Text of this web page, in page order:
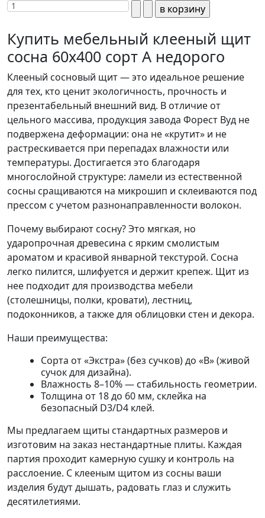
Купить мебельный клееный щит
сосна 60х400 сорт А недорого
Клееный сосновый щит — это идеальное решение
для тех, кто ценит экологичность, прочность и
презентабельный внешний вид. В отличие от
цельного массива, продукция завода Форест Вуд не
подвержена деформации: она не «крутит» и не
растрескивается при перепадах влажности или
температуры. Достигается это благодаря
многослойной структуре: ламели из естественной
сосны сращиваются на микрошип и склеиваются под
прессом с учетом разнонаправленности волокон.
Почему выбирают сосну? Это мягкая, но
ударопрочная древесина с ярким смолистым
ароматом и красивой январной текстурой. Сосна
легко пилится, шлифуется и держит крепеж. Щит из
нее подходит для производства мебели
(столешницы, полки, кровати), лестниц,
подоконников, а также для облицовки стен и декора.
Наши преимущества:
Сорта от «Экстра» (без сучков) до «В» (живой
сучок для дизайна).
Влажность 8–10% — стабильность геометрии.
Толщина от 18 до 60 мм, склейка на
безопасный D3/D4 клей.
Мы предлагаем щиты стандартных размеров и
изготовим на заказ нестандартные плиты. Каждая
партия проходит камерную сушку и контроль на
расслоение. С клееным щитом из сосны ваши
изделия будут дышать, радовать глаз и служить
десятилетиями.